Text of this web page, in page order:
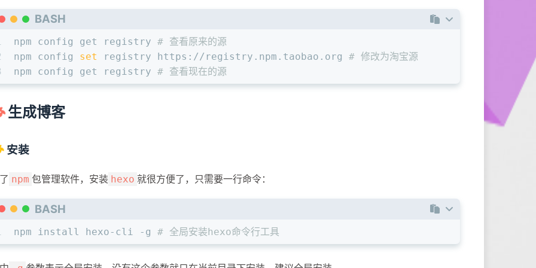
BASH
npm config get registry # 查看原来的源
npm config set registry https://registry.npm.taobao.org # 修改为淘宝源
npm config get registry # 查看现在的源
生成博客
安装
npm 包管理软件，安装 hexo 就很方便了，只需要一行命令：
BASH
npm install hexo-cli -g # 全局安装hexo命令行工具